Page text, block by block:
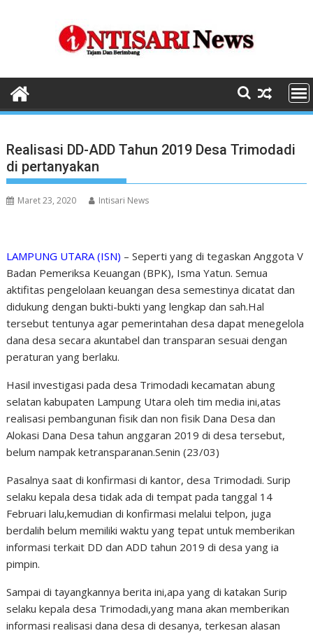
Realisasi DD-ADD Tahun 2019 Desa Trimodadi
di pertanyakan
Maret 23, 2020 Intisari News
LAMPUNG UTARA (ISN) – Seperti yang di tegaskan Anggota V
Badan Pemeriksa Keuangan (BPK), Isma Yatun. Semua
aktifitas pengelolaan keuangan desa semestinya dicatat dan
didukung dengan bukti-bukti yang lengkap dan sah.Hal
tersebut tentunya agar pemerintahan desa dapat menegelola
dana desa secara akuntabel dan transparan sesuai dengan
peraturan yang berlaku.
Hasil investigasi pada desa Trimodadi kecamatan abung
selatan kabupaten Lampung Utara oleh tim media ini,atas
realisasi pembangunan fisik dan non fisik Dana Desa dan
Alokasi Dana Desa tahun anggaran 2019 di desa tersebut,
belum nampak ketransparanan.Senin (23/03)
Pasalnya saat di konfirmasi di kantor, desa Trimodadi. Surip
selaku kepala desa tidak ada di tempat pada tanggal 14
Februari lalu,kemudian di konfirmasi melalui telpon, juga
berdalih belum memiliki waktu yang tepat untuk memberikan
informasi terkait DD dan ADD tahun 2019 di desa yang ia
pimpin.
Sampai di tayangkannya berita ini,apa yang di katakan Surip
selaku kepala desa Trimodadi,yang mana akan memberikan
informasi realisasi dana desa di desanya, terkesan alasan